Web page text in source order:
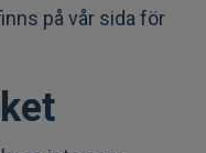
på vår sida för